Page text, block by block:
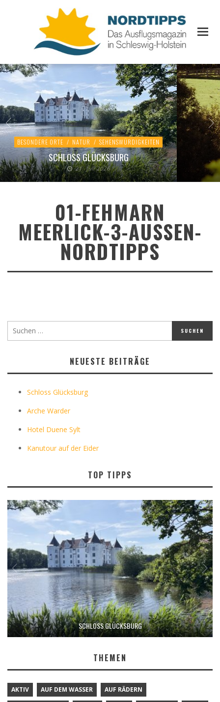
BESONDERE ORTE / NATUR / SEHENSWÜRDIGKEITEN
SCHLOSS GLÜCKSBURG
21. Juli 2026
01-FEHMARN
MEERLICK-3-AUSSEN-
NORDTIPPS
NEUESTE BEITRÄGE
Schloss Glücksburg
Arche Warder
Hotel Duene Sylt
Kanutour auf der Eider
TOP TIPPS
SCHLOSS GLÜCKSBURG
THEMEN
AKTIV AUF DEM WASSER AUF RÄDERN